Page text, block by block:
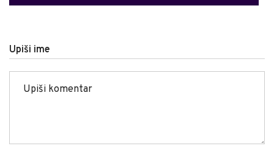
Upiši ime